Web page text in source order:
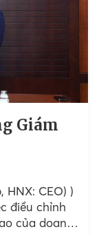
Giám
HNX: CEO) )
điều chỉnh
của doanh